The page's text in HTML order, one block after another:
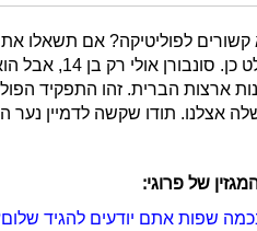
קשורים לפוליטיקה? אם תשאלו
שהם בהחלט
ארצות הברית. זהו התפקיד
אצלנו. תודו שקשה לדמיין נער
של פרוגי:
שפות אתם יודעים להגיד